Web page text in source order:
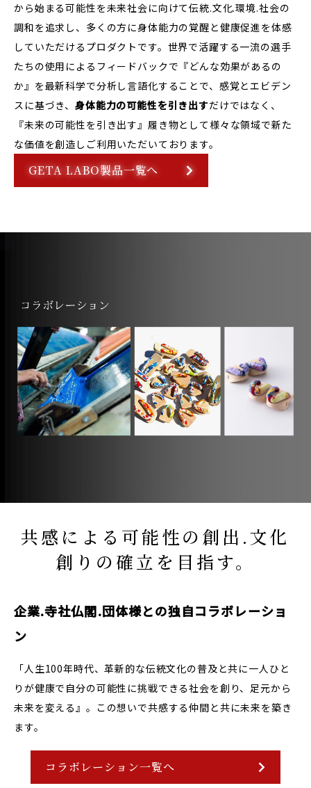
から始まる可能性を未来社会に向けて伝統.文化.環境.社会の
調和を追求し、多くの方に身体能力の覚醒と健康促進を体感
していただけるプロダクトです。世界で活躍する一流の選手
たちの使用によるフィードバックで『どんな効果があるの
か』を最新科学で分析し言語化することで、感覚とエビデン
スに基づき、身体能力の可能性を引き出すだけではなく、
『未来の可能性を引き出す』履き物として様々な領域で新た
な価値を創造しご利用いただいております。
GETA LABO製品一覧へ
共感による可能性の創出.文化
創りの確立を目指す。
企業.寺社仏閣.団体様との独自コラボレーショ
ン
「人生100年時代、革新的な伝統文化の普及と共に一人ひと
りが健康で自分の可能性に挑戦できる社会を創り、足元から
未来を変える』。この想いで共感する仲間と共に未来を築き
ます。
コラボレーション一覧へ